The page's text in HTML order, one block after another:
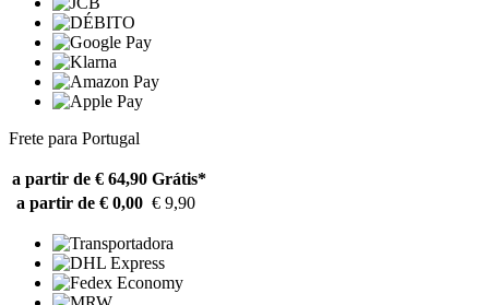
Frete para Portugal
a partir de € 64,90 Grátis*
a partir de € 0,00 € 9,90